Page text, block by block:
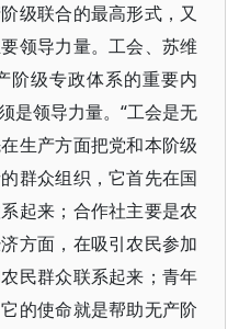
级联合的最高形式，又
领导力量。工会、苏维
阶级专政体系的重要内
是领导力量。“工会是无
生产方面把党和本阶级
群众组织，它首先在国
起来；合作社主要是农
方面，在吸引农民参加
民群众联系起来；青年
的使命就是帮助无产阶